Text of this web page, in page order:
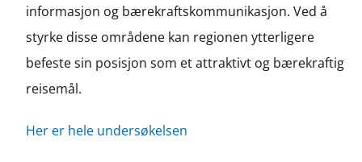
informasjon og bærekraftskommunikasjon. Ved å
styrke disse områdene kan regionen ytterligere
befeste sin posisjon som et attraktivt og bærekraftig
reisemål.
Her er hele undersøkelsen